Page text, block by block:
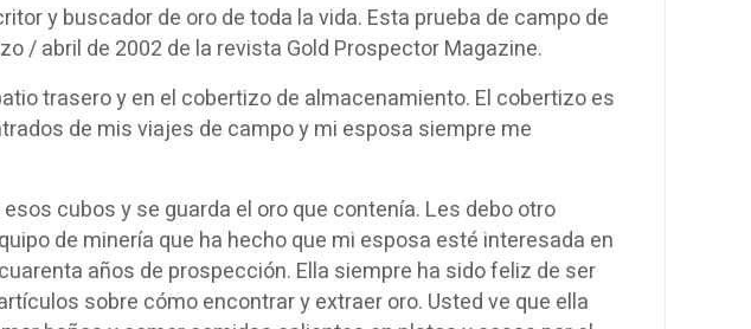
y buscador de oro de toda la vida. Esta prueba de campo de
/ abril de 2002 de la revista Gold Prospector Magazine.
trasero y en el cobertizo de almacenamiento. El cobertizo es
de mis viajes de campo y mi esposa siempre me
cubos y se guarda el oro que contenía. Les debo otro
de minería que ha hecho que mi esposa esté interesada en
años de prospección. Ella siempre ha sido feliz de ser
sobre cómo encontrar y extraer oro. Usted ve que ella